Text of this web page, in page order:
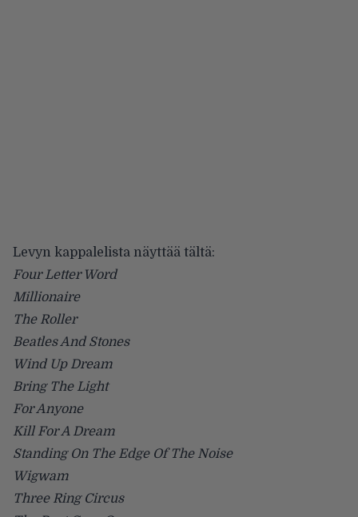
Levyn kappalelista näyttää tältä:
Four Letter Word
Millionaire
The Roller
Beatles And Stones
Wind Up Dream
Bring The Light
For Anyone
Kill For A Dream
Standing On The Edge Of The Noise
Wigwam
Three Ring Circus